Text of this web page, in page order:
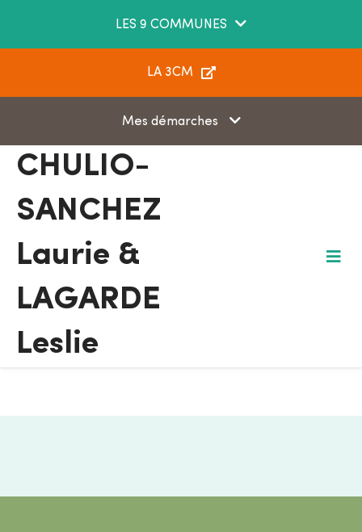
LES 9 COMMUNES
LA 3CM
Mes démarches
CHULIO-
SANCHEZ
Laurie &
LAGARDE
Leslie